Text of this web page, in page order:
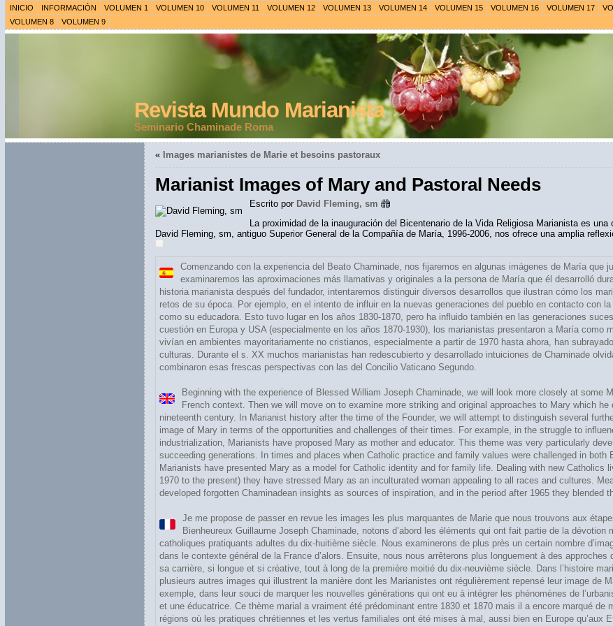
INICIO INFORMACIÓN VOLUMEN 1 VOLUMEN 10 VOLUMEN 11 VOLUMEN 12 VOLUMEN 13 VOLUMEN 14 VOLUMEN 15 VOLUMEN 16 VOLUMEN 17
VOLUMEN 8
VOLUMEN 9
Revista Mundo Marianista
Seminario Chaminade Roma
« Images marianistes de Marie et besoins pastoraux
Marianist Images of Mary and Pastoral Needs
Escrito por David Fleming, sm
La proximidad de la inauguración del Bicentenario de la Vida Religiosa Marianista es
David Fleming, sm, antiguo Superior General de la Compañía de María, 1996-2006, nos ofrece una amplia
Comenzando con la experiencia del Beato Chaminade, nos fijaremos en algunas imágenes de María que
examinaremos las aproximaciones más llamativas y originales a la persona de María que él desarrolló
historia marianista después del fundador, intentaremos distinguir diversos desarrollos que ilustran cómo los
retos de su época. Por ejemplo, en el intento de influir en la nuevas generaciones del pueblo en contacto con
como su educadora. Esto tuvo lugar en los años 1830-1870, pero ha influido también en las generaciones
cuestión en Europa y USA (especialmente en los años 1870-1930), los marianistas presentaron a María
vivían en ambientes mayoritariamente no cristianos, especialmente a partir de 1970 hasta ahora, han
culturas. Durante el s. XX muchos marianistas han redescubierto y desarrollado intuiciones de Chaminade
combinaron esas frescas perspectivas con las del Concilio Vaticano Segundo.
Beginning with the experience of Blessed William Joseph Chaminade, we will look more closely at some
French context. Then we will move on to examine more striking and original approaches to Mary which
nineteenth century. In Marianist history after the time of the Founder, we will attempt to distinguish several
image of Mary in terms of the opportunities and challenges of their times. For example, in the struggle to
industrialization, Marianists have proposed Mary as mother and educator. This theme was very particularly
succeeding generations. In times and places when Catholic practice and family values were challenged in both
Marianists have presented Mary as a model for Catholic identity and for family life. Dealing with new Catholics
1970 to the present) they have stressed Mary as an inculturated woman appealing to all races and cultures.
developed forgotten Chaminadean insights as sources of inspiration, and in the period after 1965 they blended
Je me propose de passer en revue les images les plus marquantes de Marie que nous trouvons aux
Bienheureux Guillaume Joseph Chaminade, notons d’abord les éléments qui ont fait partie de la
catholiques pratiquants adultes du dix-huitième siècle. Nous examinerons de plus près un certain nombre
dans le contexte général de la France d’alors. Ensuite, nous nous arrêterons plus longuement à des
sa carrière, si longue et si créative, tout à long de la première moitié du dix-neuvième siècle. Dans l’histoire
plusieurs autres images qui illustrent la manière dont les Marianistes ont régulièrement repensé leur image de
exemple, dans leur souci de marquer les nouvelles générations qui ont eu à intégrer les phénomènes de
et une éducatrice. Ce thème marial a vraiment été prédominant entre 1830 et 1870 mais il a encore marqué de
régions où les pratiques chrétiennes et les vertus familiales ont été mises à mal, aussi bien en Europe qu’aux